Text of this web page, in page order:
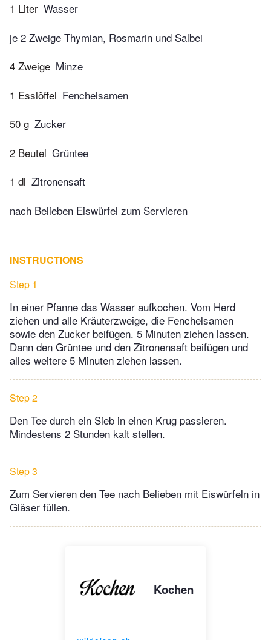
1 Liter Wasser
je 2 Zweige Thymian, Rosmarin und Salbei
4 Zweige Minze
1 Esslöffel Fenchelsamen
50 g Zucker
2 Beutel Grüntee
1 dl Zitronensaft
nach Belieben Eiswürfel zum Servieren
INSTRUCTIONS
Step 1
In einer Pfanne das Wasser aufkochen. Vom Herd
ziehen und alle Kräuterzweige, die Fenchelsamen
sowie den Zucker beifügen. 5 Minuten ziehen lassen.
Dann den Grüntee und den Zitronensaft beifügen und
alles weitere 5 Minuten ziehen lassen.
Step 2
Den Tee durch ein Sieb in einen Krug passieren.
Mindestens 2 Stunden kalt stellen.
Step 3
Zum Servieren den Tee nach Belieben mit Eiswürfeln in
Gläser füllen.
Kochen